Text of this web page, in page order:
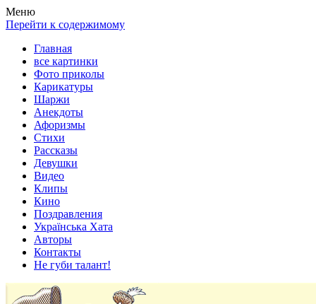
Весела хата — прикольные картинки, смешные истории,
клипы!
Покажем всем ваши фото приколы, карикатуры, шаржи, стихи,
рассказы, видео и песни!
Меню
Перейти к содержимому
Главная
все картинки
Фото приколы
Карикатуры
Шаржи
Анекдоты
Афоризмы
Стихи
Рассказы
Девушки
Видео
Клипы
Кино
Поздравления
Українська Хата
Авторы
Контакты
Не губи талант!